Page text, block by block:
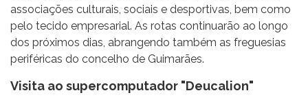
associações culturais, sociais e desportivas, bem como
pelo tecido empresarial. As rotas continuarão ao longo
dos próximos dias, abrangendo também as freguesias
periféricas do concelho de Guimarães.
Visita ao supercomputador "Deucalion"